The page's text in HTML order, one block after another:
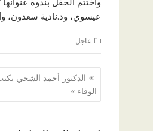
عيسوي، ود.نادية سعدون،
عاجل
تصفّح
المقالات
الدكتور أحمد الشحي
الوفاء »